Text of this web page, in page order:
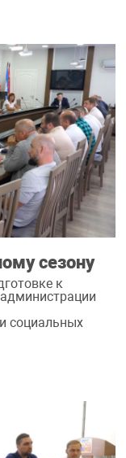
сезону
к
социальных